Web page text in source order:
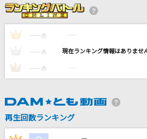
踊
もっと見る
1 ---- 点 ----
---- 点 ----
3 ---- 点 ----
再生回数ランキング